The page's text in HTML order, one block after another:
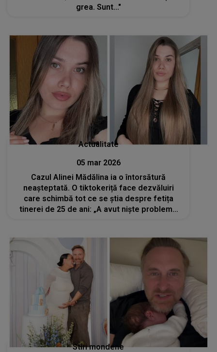
grea. Sunt..."
Actualitate
05 mar 2026
Cazul Alinei Mădălina ia o întorsătură
neașteptată. O tiktokeriță face dezvăluiri
care schimbă tot ce se știa despre fetița
tinerei de 25 de ani: „A avut niște probleme
Stiri mondene